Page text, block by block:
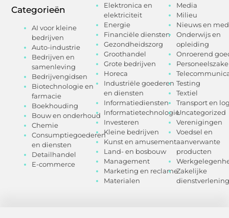
Categorieën
AI voor kleine
bedrijven
Auto-industrie
Bedrijven en
samenleving
Bedrijvengidsen
Biotechnologie en
farmacie
Boekhouding
Bouw en onderhoud
Chemie
Consumptiegoederen
en diensten
Detailhandel
E-commerce
Elektronica en
elektriciteit
Energie
Financiële diensten
Gezondheidszorg
Groothandel
Grote bedrijven
Horeca
Industriële goederen
en diensten
Informatiediensten
Informatietechnologie
Investeren
Kleine bedrijven
Kunst en amusement
Land- en bosbouw
Management
Marketing en reclame
Materialen
Media
Milieu
Nieuws en
Onderwijs en
opleiding
Onroerend
Testing
Textiel
Transport en
Uncategorized
Verenigingen
Voedsel en
aanverwante
producten
Zakelijke
dienstverlening